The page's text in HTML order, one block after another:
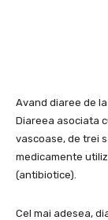
Avand diaree de
Diareea asociata
vascoase, de trei
medicamente
(antibiotice).
Cel mai adesea,